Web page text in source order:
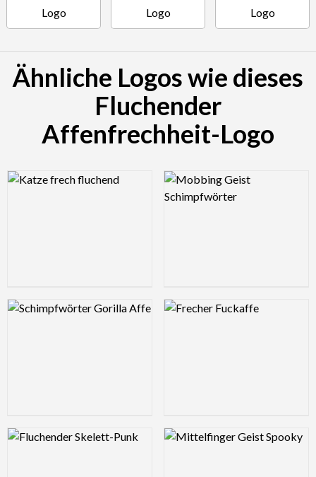
Ähnliche Logos wie dieses
Fluchender
Affenfrechheit-Logo
Logo Preview Image Logo Preview Image
Logo Preview Image Logo Preview Image
Logo Preview Image Logo Preview Image